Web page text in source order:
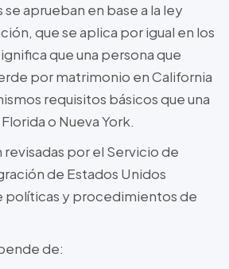
se aprueban en base a la ley
que se aplica por igual en los
que una persona que
por matrimonio en California
requisitos básicos que una
o Nueva York.
revisadas por el Servicio de
de Estados Unidos
políticas y procedimientos de
de: